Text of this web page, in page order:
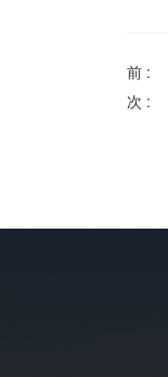
前 :
次 :